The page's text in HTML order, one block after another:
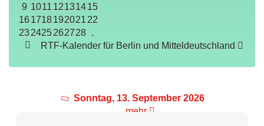
9 1011 12131415
161718192021 22
232425262728 .
RTF-Kalender für Berlin und Mitteldeutschland
Sonntag, 13. September 2026
mehr